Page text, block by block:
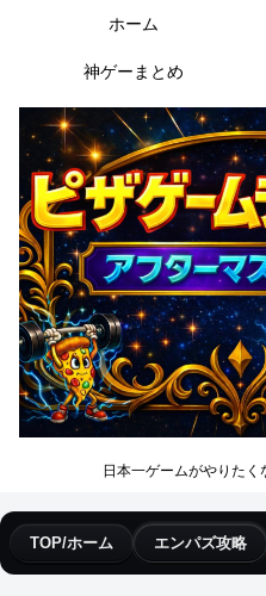
日本一ゲームがやりた
ホーム
神ゲーまとめ
TOP/ホーム エンパズ攻略